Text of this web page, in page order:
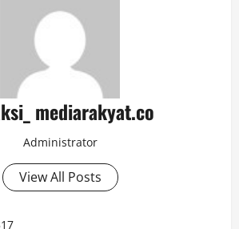
mediarakyat.co
Administrator
View All Posts